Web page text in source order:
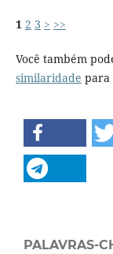
1 2 3 > >>
Você também
similaridade para
PALAVRAS-